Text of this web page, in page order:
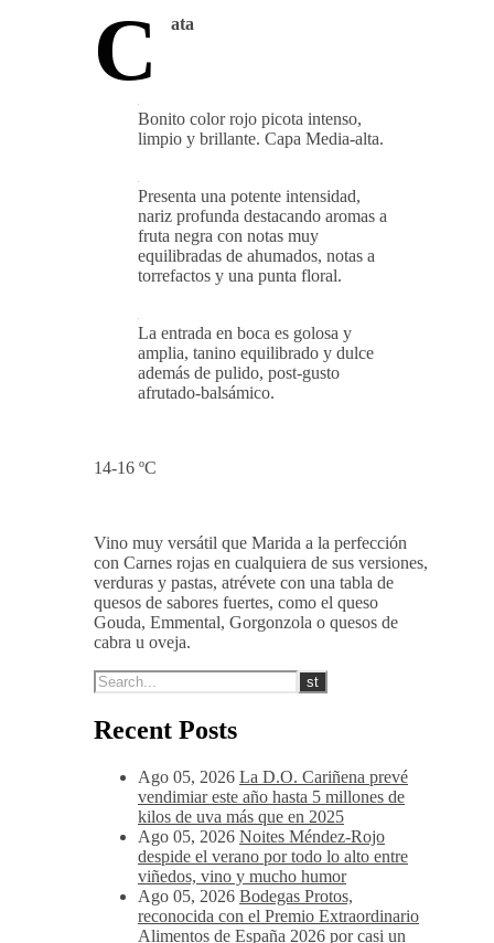
C ata
Bonito color rojo picota intenso,
limpio y brillante. Capa Media-alta.
Presenta una potente intensidad,
nariz profunda destacando aromas a
fruta negra con notas muy
torrefactos y una punta floral.
además de pulido, post-gusto
14-16 ºC
Vino muy versátil que Marida a la perfección
con Carnes rojas en cualquiera de sus versiones,
verduras y pastas, atrévete con una tabla de
quesos de sabores fuertes, como el queso
cabra u oveja.
Recent Posts
Ago 05, 2026 La D.O. Cariñena prevé
vendimiar este año hasta 5 millones de
kilos de uva más que en 2025
Ago 05, 2026 Noites Méndez-Rojo